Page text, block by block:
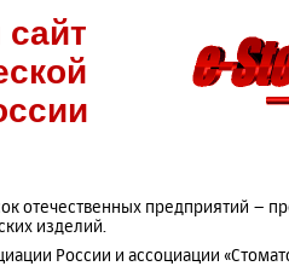
отечественных предприятий –
изделий.
России и ассоциации